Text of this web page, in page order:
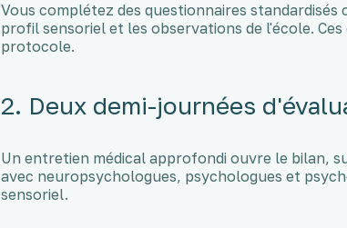
Vous complétez des questionnaires
profil sensoriel et les observations de l'école.
protocole.
2. Deux demi-journées
Un entretien médical approfondi ouvre le bilan,
avec neuropsychologues, psychologues et
sensoriel.